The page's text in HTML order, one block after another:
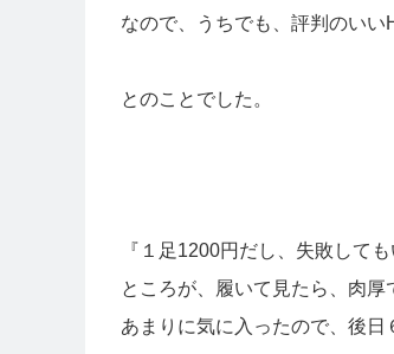
なので、うちでも、評判のいい
とのことでした。
『１足1200円だし、失敗して
ところが、履いて見たら、肉厚
あまりに気に入ったので、後日